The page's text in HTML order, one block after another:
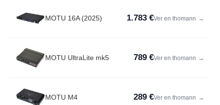
MOTU 16A (2025) 1.783 €Ver en thomann →
MOTU UltraLite mk5 789 €Ver en thomann →
MOTU M4 289 €Ver en thomann →